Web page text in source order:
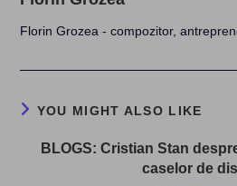
Florin Grozea - compozitor,
YOU MIGHT ALSO LIKE
BLOGS: Cristian Stan
caselor de